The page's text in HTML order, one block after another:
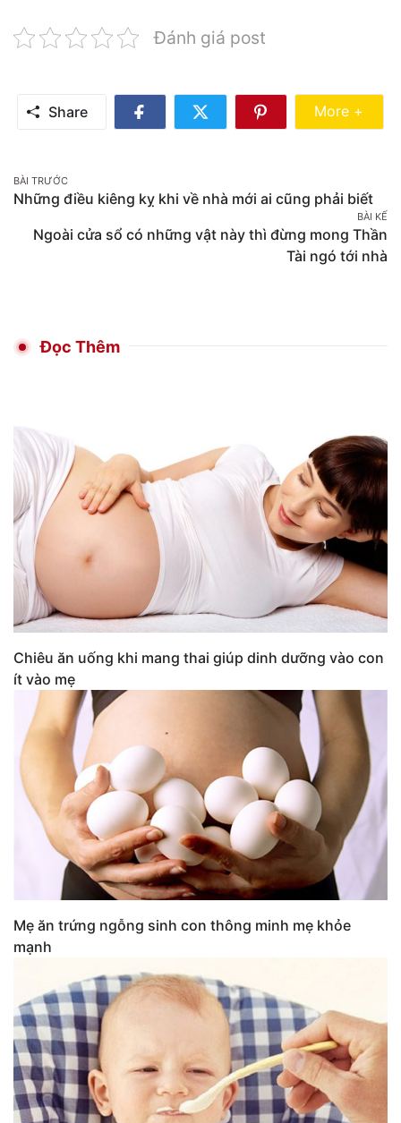
Đánh giá post
Share
Share
Share
More +
Post
navigation
BÀI TRƯỚC
Những điều kiêng kỵ khi về nhà mới ai cũng phải biết
BÀI KẾ
Ngoài cửa sổ có những vật này thì đừng mong Thần
Tài ngó tới nhà
Đọc Thêm
Chiêu ăn uống khi mang thai giúp dinh dưỡng vào con
ít vào mẹ
Mẹ ăn trứng ngỗng sinh con thông minh mẹ khỏe
mạnh